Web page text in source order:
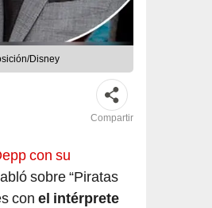
Disney
Compartir
con su
sobre “Piratas
con el intérprete